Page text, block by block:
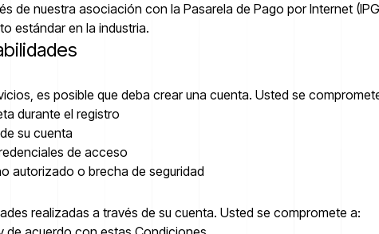
de nuestra asociación con la Pasarela de Pago por Internet
estándar en la industria.
es posible que deba crear una cuenta. Usted se
durante el registro
su cuenta
de acceso
autorizado o brecha de seguridad
realizadas a través de su cuenta. Usted se compromete a: